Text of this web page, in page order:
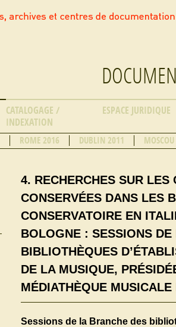
CATALOGAGE /
INDEXATION
ESPACE JURIDIQUE
ROME 2016 DUBLIN 2011
4. RECHERCHES SUR
CONSERVÉES DANS LES
CONSERVATOIRE EN
BOLOGNE : SESSIONS
BIBLIOTHÈQUES
DE LA MUSIQUE,
MÉDIATHÈQUE MUSICALE
Sessions de la Branche des